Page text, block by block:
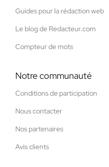
Guides pour la rédaction web
Le blog de Redacteur.com
Compteur de mots
Notre communauté
Conditions de participation
Nous contacter
Nos partenaires
Avis clients